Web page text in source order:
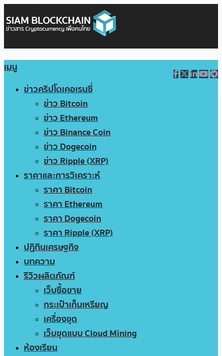
เมนู
ข่าวคริปโตเคอเรนซี่
ข่าว Bitcoin
ข่าว Ethereum
ข่าว Binance Coin
ข่าว Dogecoin
ข่าว Ripple (XRP)
ราคาและการวิเคราะห์
ราคา Bitcoin
ราคา Ethereum
ราคา Dogecoin
ราคา Ripple (XRP)
ปฏิทินเศรษฐกิจ
บทความ
รีวิวผลิตภัณฑ์
เว็บซื้อขาย
กระเป๋าเก็บเหรียญ
เครื่องขุด
เว็บขุดแบบ Cloud Mining
ห้องเรียน